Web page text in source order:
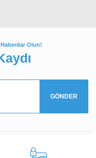
Olun!
GÖNDER